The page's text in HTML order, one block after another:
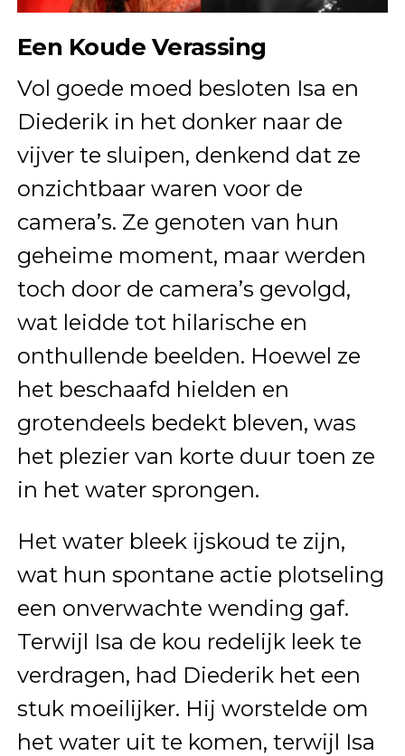
Een Koude Verassing
Vol goede moed besloten Isa en
Diederik in het donker naar de
vijver te sluipen, denkend dat ze
onzichtbaar waren voor de
camera’s. Ze genoten van hun
geheime moment, maar werden
toch door de camera’s gevolgd,
wat leidde tot hilarische en
onthullende beelden. Hoewel ze
het beschaafd hielden en
grotendeels bedekt bleven, was
het plezier van korte duur toen ze
in het water sprongen.
Het water bleek ijskoud te zijn,
wat hun spontane actie plotseling
een onverwachte wending gaf.
Terwijl Isa de kou redelijk leek te
verdragen, had Diederik het een
stuk moeilijker. Hij worstelde om
het water uit te komen, terwijl Isa